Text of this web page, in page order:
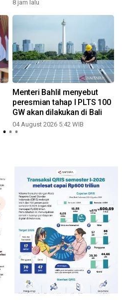
8 jam lalu
Menteri Bahlil menyebut
peresmian tahap I PLTS 100
GW akan dilakukan di Bali
04 August 2026 5:42 WIB